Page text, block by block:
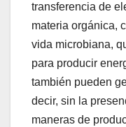
transferencia de
materia orgánica,
vida microbiana,
para producir
también pueden
decir, sin la
maneras de